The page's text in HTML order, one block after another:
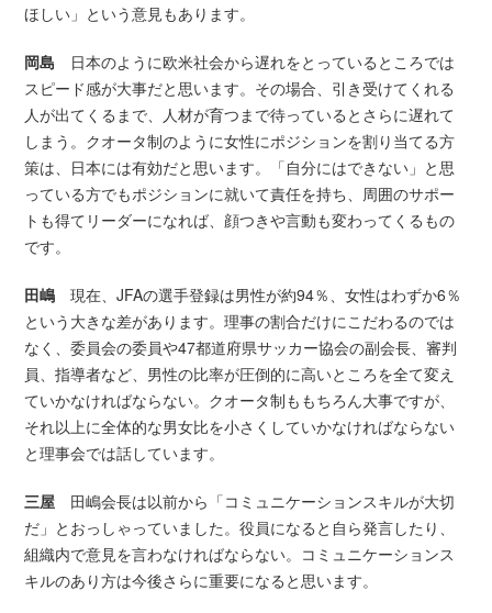
ほしい」という意見もあります。
岡島 日本のように欧米社会から遅れをとっているところでは
スピード感が大事だと思います。その場合、引き受けてくれる
人が出てくるまで、人材が育つまで待っているとさらに遅れて
しまう。クオータ制のように女性にポジションを割り当てる方
策は、日本には有効だと思います。「自分にはできない」と思
っている方でもポジションに就いて責任を持ち、周囲のサポー
トも得てリーダーになれば、顔つきや言動も変わってくるもの
です。
田嶋現在、JFAの選手登録は男性が約94％、女性はわずか6％
という大きな差があります。理事の割合だけにこだわるのでは
なく、委員会の委員や47都道府県サッカー協会の副会長、審判
員、指導者など、男性の比率が圧倒的に高いところを全て変え
ていかなければならない。クオータ制ももちろん大事ですが、
それ以上に全体的な男女比を小さくしていかなければならない
と理事会では話しています。
三屋 田嶋会長は以前から「コミュニケーションスキルが大切
だ」とおっしゃっていました。役員になると自ら発言したり、
組織内で意見を言わなければならない。コミュニケーションス
キルのあり方は今後さらに重要になると思います。